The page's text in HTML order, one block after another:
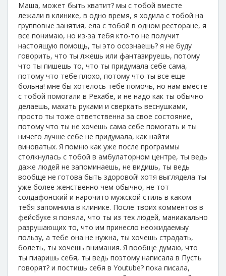
Маша, может быть хватит? мы с тобой вместе
лежали в клинике, в одно время, я ходила с тобой на
групповые занятия, ела с тобой в одном ресторане, я
все понимаю, но из-за тебя кто-то не получит
настоящую помощь, ты это осознаешь? я не буду
говорить, что ты лжешь или фантазируешь, потому
что ты пишешь то, что ты придумала себе сама,
потому что тебе плохо, потому что ты все еще
больна! мне бы хотелось тебе помочь, но нам вместе
с тобой помогали в Рехабе, и не надо как ты обычно
делаешь, махать руками и сверкать веснушками,
просто ты тоже ответственна за свое состояние,
потому что ты не хочешь сама себе помогать и ты
ничего лучше себе не придумала, как найти
виноватых. Я помню как уже после программы
столкнулась с тобой в амбулаторном центре, ты ведь
даже людей не запоминаешь, не видишь, ты ведь
вообще не готова быть здоровой! хотя выглядела ты
уже более женственно чем обычно, не тот
солдафонский и нарочито мужской стиль в каком
тебя запомнила в клинике. После твоих комментов в
фейсбуке я поняла, что ты из тех людей, маниакально
разрушающих то, что им принесло неожидаемыу
пользу, а тебе она не нужна, ты хочешь страдать,
болеть, ты хочешь внимания. Я вообще думаю, что
ты пиаришь себя, ты ведь поэтому написала в Пусть
говорят? и постишь себя в Youtube? пока писала,